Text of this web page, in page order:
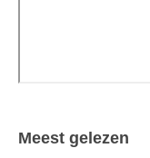
Meest gelezen